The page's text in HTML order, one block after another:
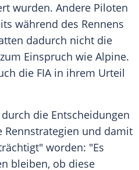
wurden. Andere Piloten
während des Rennens
dadurch nicht die
Einspruch wie Alpine.
die FIA in ihrem Urteil
die Entscheidungen
Rennstrategien und damit
worden: "Es
bleiben, ob diese